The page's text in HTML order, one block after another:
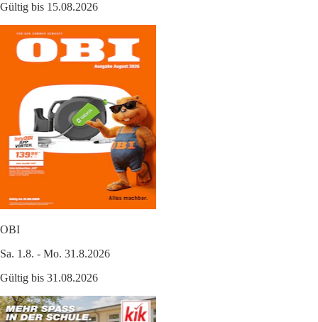
Gültig bis 15.08.2026
OBI
Sa. 1.8. - Mo. 31.8.2026
Gültig bis 31.08.2026